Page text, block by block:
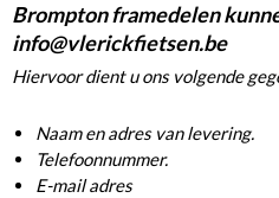
Brompton framedelen
info@vlerickfietsen.be
Hiervoor dient u ons volgende
Naam en adres van levering.
Telefoonnummer.
E-mail adres